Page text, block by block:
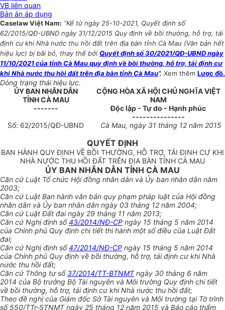
VB liên quan
Bản án áp dụng
Caselaw Việt Nam: “Kể từ ngày 25-10-2021, Quyết định số
62/2015/QĐ-UBND ngày 31/12/2015 Quy định về bồi thường, hỗ trợ, tái
định cư khi Nhà nước thu hồi đất trên địa bàn tỉnh Cà Mau (Văn bản hết
hiệu lực) bị bãi bỏ, thay thế bởi Quyết định số 30/2021/QĐ-UBND ngày
11/10/2021 của tỉnh Cà Mau quy định về bồi thường, hỗ trợ, tái định cư
khi Nhà nước thu hồi đất trên địa bàn tỉnh Cà Mau”. Xem thêm Lược đồ.
Dòng trạng thái hiệu lực.
ỦY BAN NHÂN DÂN
TỈNHCÀ MAU
-------
CỘNG HÒA XÃ HỘI CHỦ NGHĨA VIỆT
NAM
Độc lập - Tự do - Hạnh phúc
---------------
Số: 62/2015/QĐ-UBND Cà Mau, ngày 31 tháng 12năm 2015
QUYẾT ĐỊNH
BAN HÀNH QUY ĐỊNH VỀ BỒI THƯỜNG, HỖ TRỢ, TÁI ĐỊNH CƯ KHI
NHÀ NƯỚC THU HỒI ĐẤT TRÊN ĐỊA BÀN TỈNH CÀ MAU
ỦY BAN NHÂN DÂN TỈNH CÀ MAU
Căn cứ Luật Tổ chức Hội đồng nhân dân và Ủy ban nhân dân năm
2003;
Căn cứ Luật Ban hành văn bản quy phạm pháp luật của Hội đồng
nhân dân và Ủy ban nhân dân ngày 03 tháng 12 năm 2004;
Căn cứ Luật Đất đai ngày 29 tháng 11 năm 2013;
Căn cứ Nghị định số43/2014/NĐ-CP ngày 15 tháng 5 năm 2014
của Chính phủ Quy định chi tiết thi hành một số điều của Luật Đất
đai;
Căn cứ Nghị định số47/2014/NĐ-CP ngày 15 tháng 5 năm 2014
của Chính phủ Quy định về bồi thường, hỗ trợ, tái định cư khi Nhà
nước thu hồi đất;
Căn cứ Thông tư số37/2014/TT-BTNMTngày 30 tháng 6 năm
2014 của Bộ trưởng Bộ Tài nguyên và Môi trường Quy định chi tiết
về bồi thường, hỗ trợ, tái định cư khi Nhà nước thu hồi đất;
Theo đề nghị của Giám đốc Sở Tài nguyên và Môi trường tại Tờ trình
số 550/TTr-STNMT ngày 25 tháng 12 năm 2015 và Báo cáo thẩm